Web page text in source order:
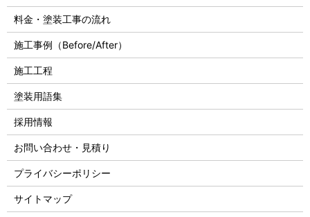
料金・塗装工事の流れ
施工事例（Before/After）
施工工程
塗装用語集
採用情報
お問い合わせ・見積り
プライバシーポリシー
サイトマップ